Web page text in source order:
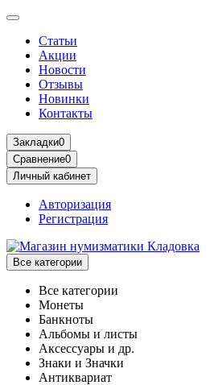
Статьи
Акции
Новости
Отзывы
Новинки
Контакты
Закладки0
Сравнение0
Личный кабинет
Авторизация
Регистрация
Все категории
Все категории
Монеты
Банкноты
Альбомы и листы
Аксессуары и др.
Знаки и Значки
Антиквариат